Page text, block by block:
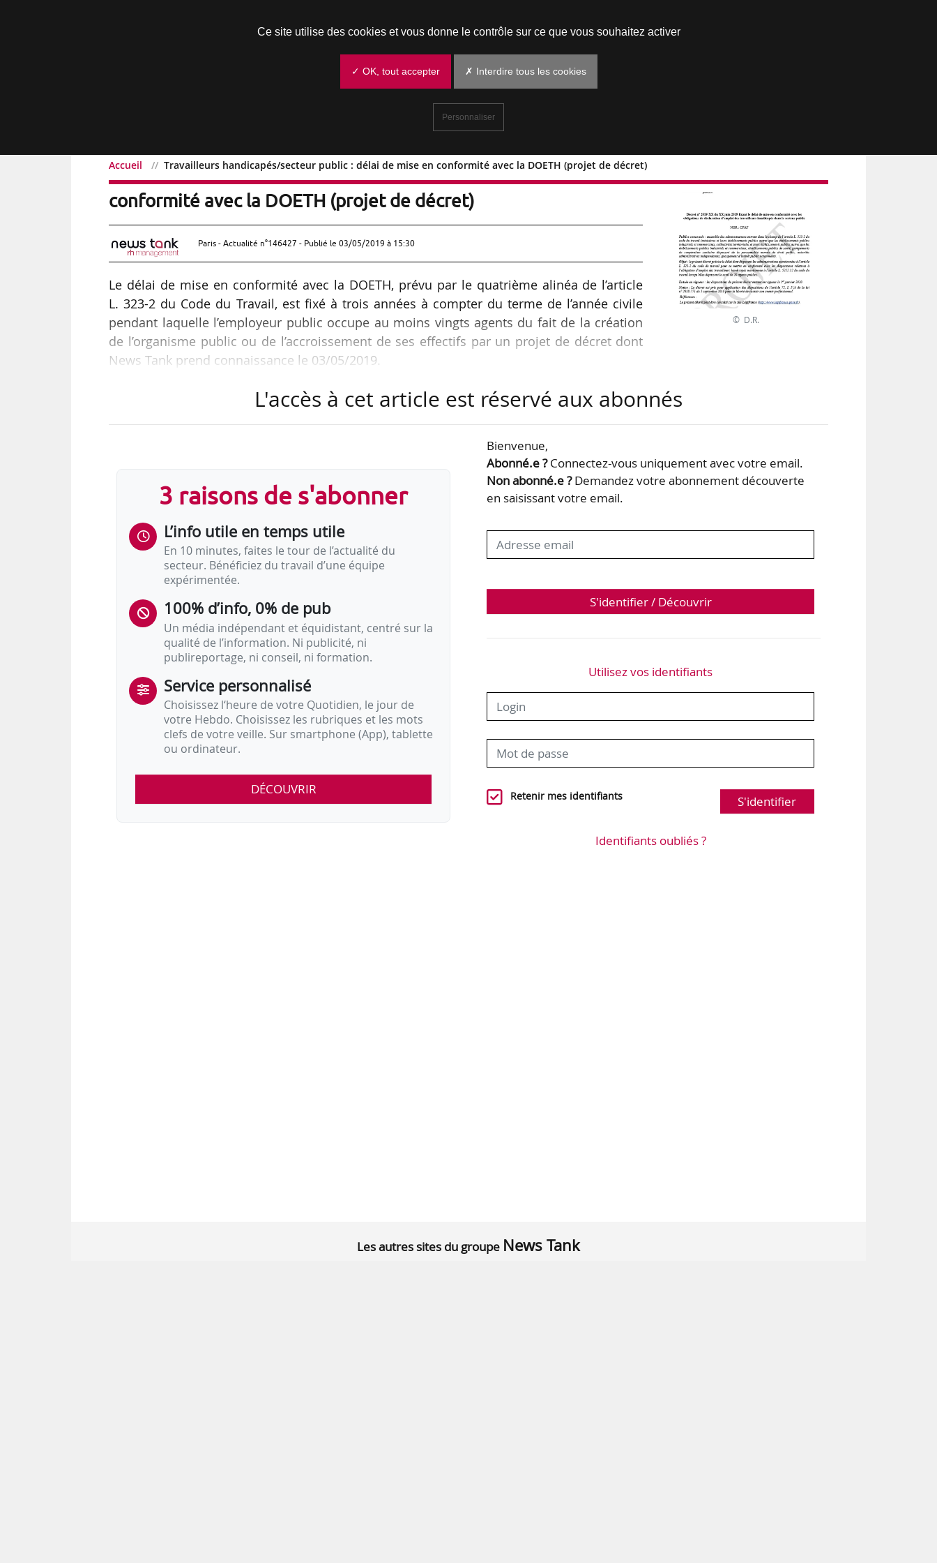
Accueil Travailleurs handicapés/secteur public : délai de mise en conformité avec la DOETH (projet de décret)
Travailleurs handicapés/secteur public : délai de mise en
conformité avec la DOETH (projet de décret)
Paris - Actualité n°146427 - Publié le 03/05/2019 à 15:30
Le délai de mise en conformité avec la DOETH, prévu par le quatrième alinéa de l’article
L. 323-2 du Code du Travail, est fixé à trois années à compter du terme de l’année civile
pendant laquelle l’employeur public occupe au moins vingts agents du fait de la création
de l’organisme public ou de l’accroissement de ses effectifs par un projet de décret dont
News Tank prend connaissance le 03/05/2019.
Le décret est pris pour application des dispositions de l’article 72, I, 1°,b de la loi n° 2018-
L’entrée en vigueur des dispositions du projet de décret est prévue le 01/01/2020.
© D.R.
L'accès à cet article est réservé aux abonnés
3 raisons de s'abonner
L’info utile en temps utile
En 10 minutes, faites le tour de l’actualité du
secteur. Bénéficiez du travail d’une équipe
expérimentée.
100% d’info, 0% de pub
Un média indépendant et équidistant, centré sur la
qualité de l’information. Ni publicité, ni
publireportage, ni conseil, ni formation.
Service personnalisé
Choisissez l‘heure de votre Quotidien, le jour de
votre Hebdo. Choisissez les rubriques et les mots
clefs de votre veille. Sur smartphone (App), tablette
ou ordinateur.
DÉCOUVRIR
Bienvenue,
Abonné.e ?Connectez-vous uniquement avec votre email.
Non abonné.e ?Demandez votre abonnement découverte
en saisissant votre email.
S'identifier / Découvrir
Utilisez vos identifiants
Retenir mes identifiants S'identifier
Identifiants oubliés ?
Les autres sites du groupe News Tank
Ce site utilise des cookies et vous donne le contrôle sur ce que vous souhaitez activer
✓ OK, tout accepter ✗ Interdire tous les cookies
Personnaliser